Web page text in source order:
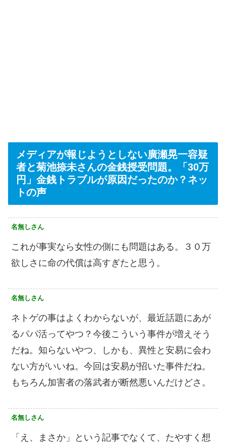
メディアが報じようとしない廣瀬晃一容疑
者と菊池捺未さんの金銭授受問題。「30万
円」金銭トラブルが原因だったのか？ネッ
トの声
名無しさん
これが事実なら女性の側にも問題はある。３０万
欲しさに命の代償は高すぎたと思う。
名無しさん
ネトゲの事はよくわからないが、最近話題にあが
るパパ活ってやつ？今後こういう事件が増えそう
だね。知らないやつ、しかも、異性と安易に会わ
ない方がいいね。今回は安易が招いた事件だね。
もちろん加害者の落武者が断然悪いんだけどさ。
名無しさん
「え、まさか」という記事でなくて、たやすく想